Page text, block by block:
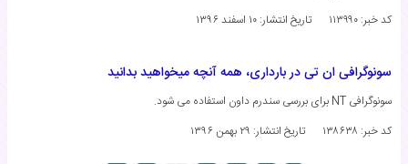
کد خبر: ۱۱۳۹۹۰
تاریخ انتشار: ۱۰ اسفند ۱۳۹۶
سونوگرافی ان تی در بارداری، همه آنچه میخواهید بدانید
سونوگرافی NT برای بررسی سندرم داون استفاده می شود.
کد خبر: ۱۳۸۶۳۸
تاریخ انتشار: ۲۹ بهمن ۱۳۹۶